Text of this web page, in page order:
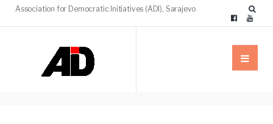
Association for Democratic Initiatives (ADI), Sarajevo